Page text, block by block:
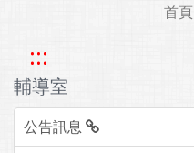
首頁
:::
輔導室
公告訊息